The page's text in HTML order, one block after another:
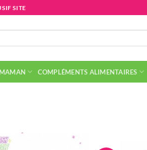
SITE
COMPLÉMENTS ALIMENTAIRES